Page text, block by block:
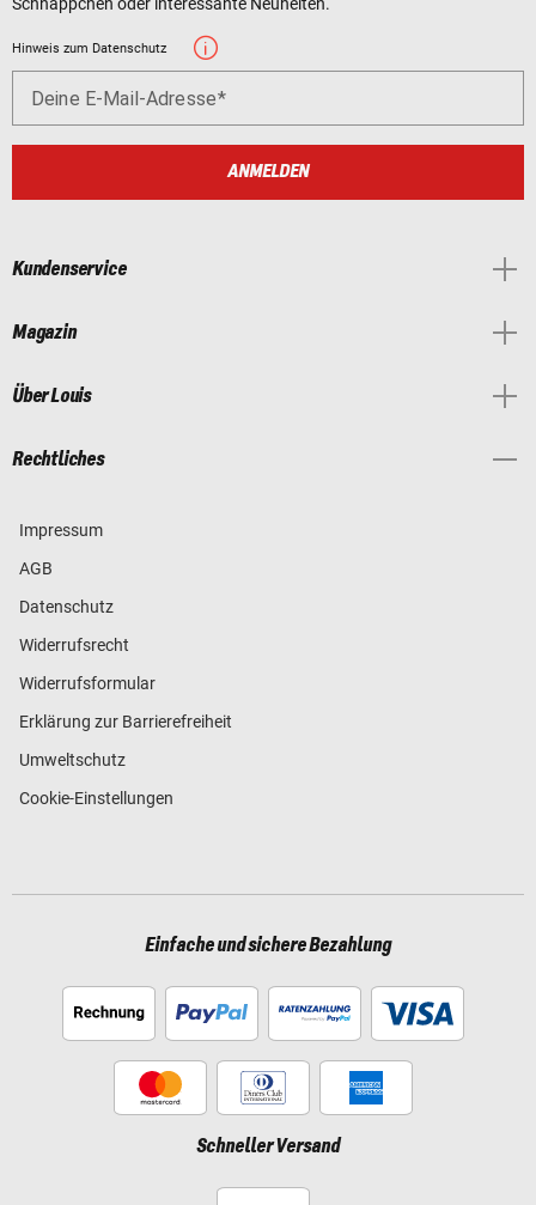
Hinweis zum Datenschutz
Deine E-Mail-Adresse
ANMELDEN
Kundenservice
Magazin
Über Louis
Rechtliches
Impressum
AGB
Datenschutz
Widerrufsrecht
Widerrufsformular
Erklärung zur Barrierefreiheit
Umweltschutz
Cookie-Einstellungen
Einfache und sichere Bezahlung
Schneller Versand